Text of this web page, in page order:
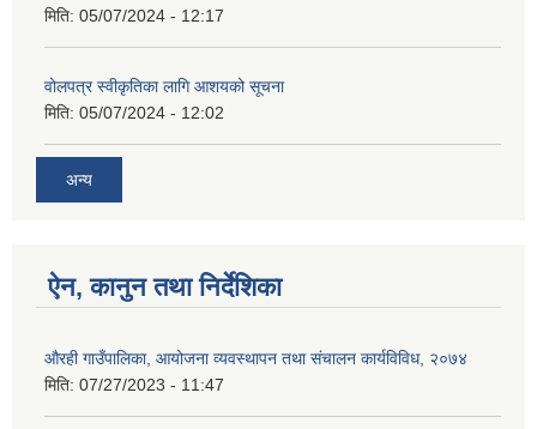
मिति: 05/07/2024 - 12:17
वोलपत्र स्वीकृतिका लागि आशयको सूचना
मिति: 05/07/2024 - 12:02
अन्य
ऐन, कानुन तथा निर्देशिका
औरही गाउँपालिका, आयोजना व्यवस्थापन तथा संचालन कार्यविविध, २०७४
मिति: 07/27/2023 - 11:47